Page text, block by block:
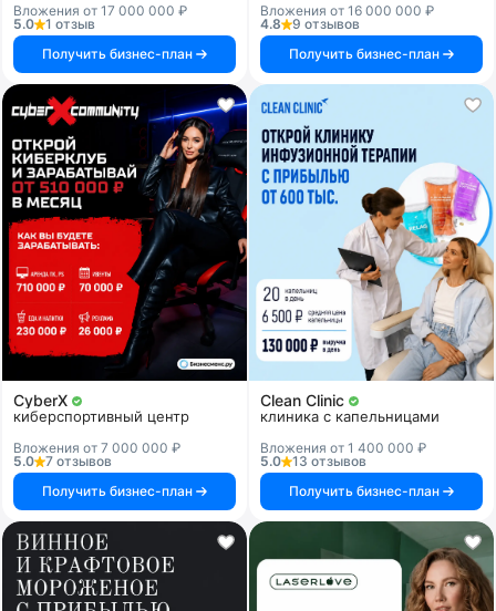
Вложения от 17 000 000 ₽
5.0
1 отзыв
Получить бизнес-план
Вложения от 16 000 000 ₽
4.8
9 отзывов
Получить бизнес-план
CyberX
киберспортивный центр
Вложения от 7 000 000 ₽
5.0
7 отзывов
Получить бизнес-план
Clean Clinic
клиника с капельницами
Вложения от 1 400 000 ₽
5.0
13 отзывов
Получить бизнес-план